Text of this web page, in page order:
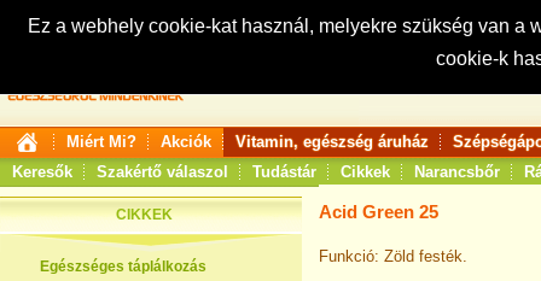
Ez a webhely cookie-kat használ, melyekre szükség van
cookie-k
Keresés:
Miért Mi? Akciók Vitamin, egészség áruház
Keresők
Szakértő válaszol Tudástár Cikkek Narancsbőr
CIKKEK
Egészséges táplálkozás
Acid Green 25
Funkció: Zöld festék.